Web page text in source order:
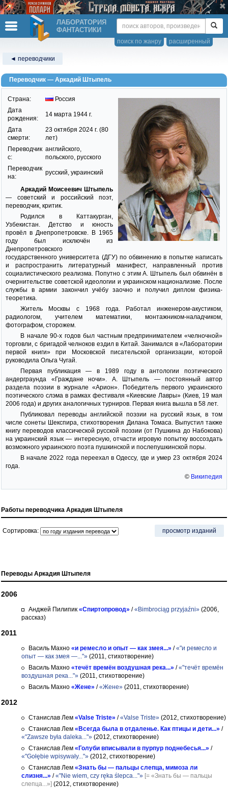
ЛАБОРАТОРИЯ
ФАНТАСТИКИ
расширенный
поиск по жанру
◄ переводчики
Переводчик — Аркадий Штыпель
Страна:
Россия
Дата
рождения:
14 марта 1944 г.
Дата
смерти:
23 октября 2024 г. (80
лет)
Переводчик
c:
английского,
польского, русского
Переводчик
на:
русский, украинский
Аркадий Моисеевич Штыпель
— советский и российский поэт,
переводчик, критик.
Родился в Каттакурган,
Узбекистан. Детство и юность
провёл в Днепропетровске. В 1965
году был исключён из
Днепропетровского
государственного университета (ДГУ) по обвинению в попытке написать
и распространить литературный манифест, направленный против
социалистического реализма. Попутно с этим А. Штыпель был обвинён в
очернительстве советской идеологии и украинском национализме. После
службы в армии закончил учёбу заочно и получил диплом физика-
теоретика.
Житель Москвы с 1968 года. Работал инженером-акустиком,
радиологом, учителем математики, монтажником-наладчиком,
фотографом, сторожем.
В начале 90-х годов был частным предпринимателем «челночной»
торговли, с бригадой челноков ездил в Китай. Занимался в «Лаборатории
первой книги» при Московской писательской организации, которой
руководила Ольга Чугай.
Первая публикация — в 1989 году в антологии поэтического
андерграунда «Граждане ночи». А. Штыпель — постоянный автор
раздела поэзии в журнале «Арион». Победитель первого украинского
поэтического слэма в рамках фестиваля «Киевские Лавры» (Киев, 19 мая
2006 года) и других аналогичных турниров. Первая книга вышла в 58 лет.
Публиковал переводы английской поэзии на русский язык, в том
числе сонеты Шекспира, стихотворения Дилана Томаса. Выпустил также
книгу переводов классической русской поэзии (от Пушкина до Набокова)
на украинский язык — интересную, отчасти игровую попытку воссоздать
возможного украинского поэта пушкинской и послепушкинской поры.
В начале 2022 года переехал в Одессу, где и умер 23 октября 2024
года.
© Википедия
Работы переводчика Аркадия Штыпеля
Сортировка: просмотр изданий
Переводы Аркадия Штыпеля
2006
Анджей Пилипик «Спиртопровод» /«Bimbrociąg przyjaźni» (2006,
рассказ)
2011
Василь Махно «и ремесло и опыт — как змея...» /«"и ремесло и
опыт — как змея —..."» (2011, стихотворение)
Василь Махно «течёт времён воздушная река...» /«"течёт времён
воздушная река..."» (2011, стихотворение)
Василь Махно «Жене» /«Жене» (2011, стихотворение)
2012
Станислав Лем «Valse Triste» /«Valse Triste» (2012, стихотворение)
Станислав Лем «Всегда была в отдаленье. Как птицы и дети...» /
«"Zawsze była daleka..."» (2012, стихотворение)
Станислав Лем «Голуби вписывали в пурпур поднебесья...» /
«"Gołębie wpisywały..."» (2012, стихотворение)
Станислав Лем «Знать бы — пальцы слепца, мимоза ли
слизня...» /«"Nie wiem, czy ręka ślepca..."» [= «Знать бы — пальцы
слепца...»] (2012, стихотворение)